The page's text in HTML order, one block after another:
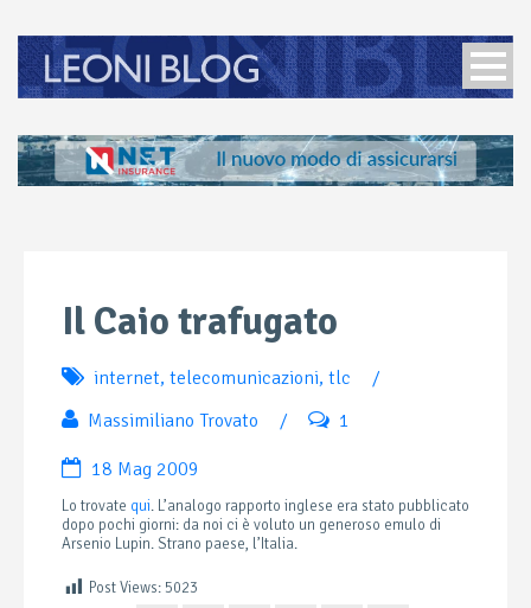
Il Caio trafugato
internet, telecomunicazioni, tlc
/
Massimiliano Trovato
/ 1
18 Mag 2009
Lo trovate qui. L’analogo rapporto inglese era stato pubblicato
dopo pochi giorni: da noi ci è voluto un generoso emulo di
Arsenio Lupin. Strano paese, l’Italia.
Post Views: 5023